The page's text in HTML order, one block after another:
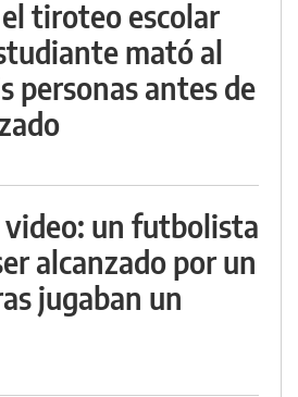
tiroteo escolar
mató al
personas antes de
un futbolista
alcanzado por un
jugaban un